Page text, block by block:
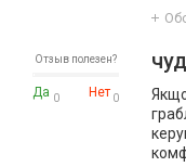
Отзыв полезен?
Да 0 Нет 0